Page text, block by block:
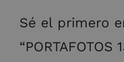
Sé el primero
“PORTAFOTOS